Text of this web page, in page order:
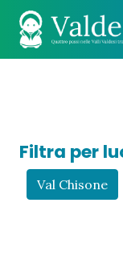
Filtra per
Val Chisone